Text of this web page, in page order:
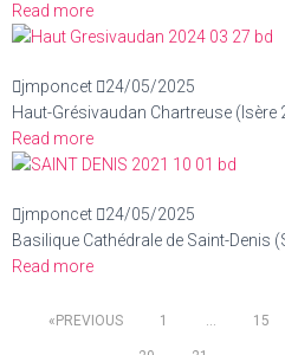
Read more
jmponcet
24/05/2025
Haut-Grésivaudan Chartreuse (Isère
Read more
jmponcet
24/05/2025
Basilique Cathédrale de Saint-Denis
Read more
PREVIOUS 1 … 15